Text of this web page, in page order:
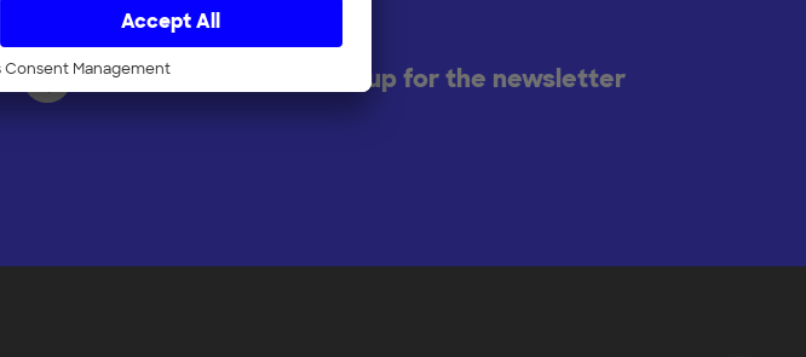
Yes, I would like to sign up for the newsletter